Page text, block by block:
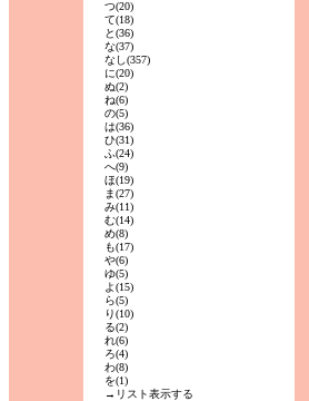
つ(20)
て(18)
と(36)
な(37)
なし(357)
に(20)
ぬ(2)
ね(6)
の(5)
は(36)
ひ(31)
ふ(24)
へ(9)
ほ(19)
ま(27)
み(11)
む(14)
め(8)
も(17)
や(6)
ゆ(5)
よ(15)
ら(5)
り(10)
る(2)
れ(6)
ろ(4)
わ(8)
を(1)
→リスト表示する